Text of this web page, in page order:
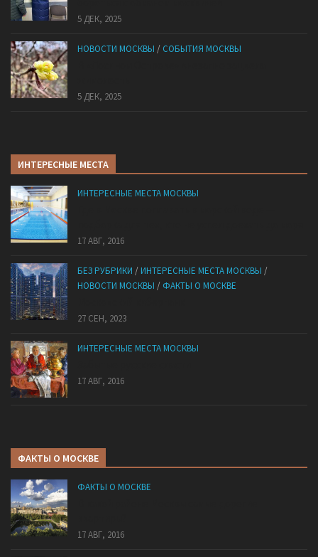
5 ДЕК, 2025
НОВОСТИ МОСКВЫ / СОБЫТИЯ МОСКВЫ
5 ДЕК, 2025
ИНТЕРЕСНЫЕ МЕСТА
ИНТЕРЕСНЫЕ МЕСТА МОСКВЫ
17 АВГ, 2016
БЕЗ РУБРИКИ /ИНТЕРЕСНЫЕ МЕСТА МОСКВЫ /
НОВОСТИ МОСКВЫ / ФАКТЫ О МОСКВЕ
27 СЕН, 2023
ИНТЕРЕСНЫЕ МЕСТА МОСКВЫ
17 АВГ, 2016
ФАКТЫ О МОСКВЕ
ФАКТЫ О МОСКВЕ
17 АВГ, 2016